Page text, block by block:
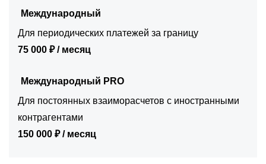
Международный
Для периодических платежей за границу
75 000 ₽ / месяц
Международный PRO
Для постоянных взаиморасчетов с иностранными
контрагентами
150 000 ₽ / месяц